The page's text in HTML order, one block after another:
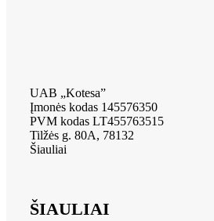
UAB „Kotesa”
Įmonės kodas 145576350
PVM kodas LT455763515
Tilžės g. 80A, 78132
Šiauliai
ŠIAULIAI